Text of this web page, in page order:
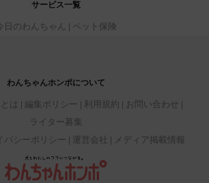
サービス一覧
日のわんちゃん ペット保険
わんちゃんホンポについて
は 編集ポリシー 利用規約
お問い合わせ
ライター募集
バシーポリシー 運営会社 メディア掲載情報